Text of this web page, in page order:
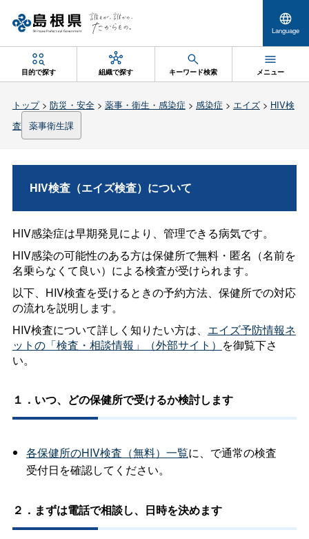
Language
目的で探す 組織で探す キーワード検索 メニュー
トップ> 防災・安全> 薬事・衛生・感染症 > 感染症 > エイズ> HIV検
査
薬事衛生課
HIV検査（エイズ検査）について
HIV感染症は早期発見により、管理できる病気です。
HIV感染の可能性のある方は保健所で無料・匿名（名前を
名乗らなくて良い）による検査が受けられます。
以下、HIV検査を受けるときの予約方法、保健所での対応
の流れを説明します。
HIV検査について詳しく知りたい方は、 エイズ予防情報ネ
ットの「検査・相談情報」（外部サイト） を御覧下さ
い。
１．いつ、どの保健所で受けるか検討します
各保健所のHIV検査（無料）一覧に、で通常の検査
受付日を確認してください。
２．まずは電話で相談し、日時を決めます